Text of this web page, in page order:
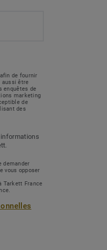
de fournir
aussi être
enquêtes de
marketing
de
des
demander
vous opposer
Tarkett France